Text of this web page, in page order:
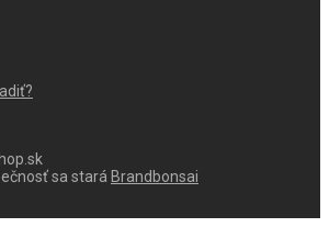
sa stará Brandbonsai